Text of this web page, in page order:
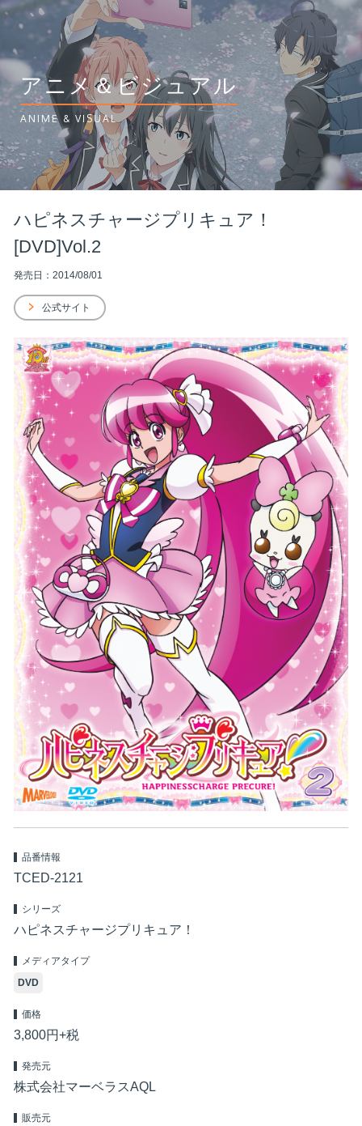
アニメ＆ビジュアル
ANIME & VISUAL
ハピネスチャージプリキュア！
[DVD]Vol.2
発売日：2014/08/01
公式サイト
品番情報
TCED-2121
シリーズ
ハピネスチャージプリキュア！
メディアタイプ
DVD
価格
3,800円+税
発売元
株式会社マーベラスAQL
販売元